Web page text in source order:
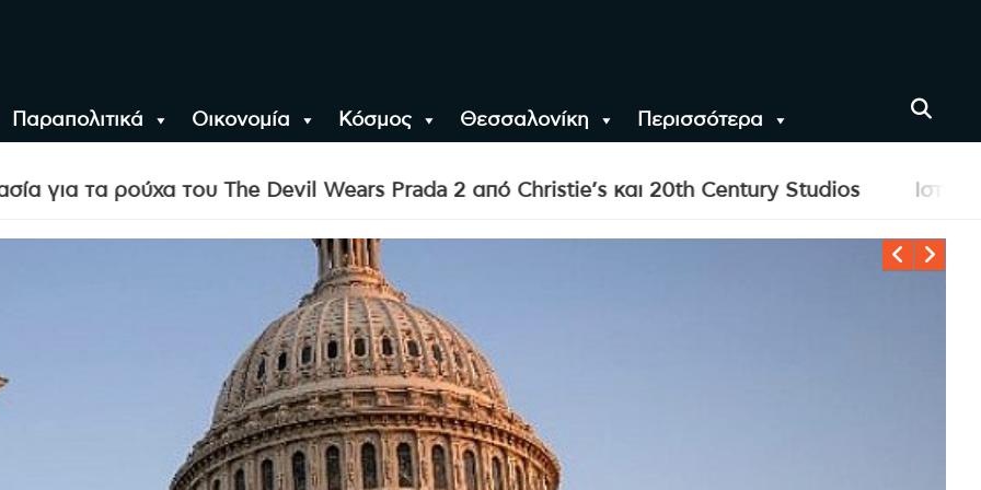
την Ελλάδα και όλο τον Κόσμο
Παραπολιτικά Οικονομία Κόσμος Θεσσαλονίκη Περισσότερα
του The Devil Wears Prada 2 από Christie’s και 20th Century Studios Ιστορική έκθεση